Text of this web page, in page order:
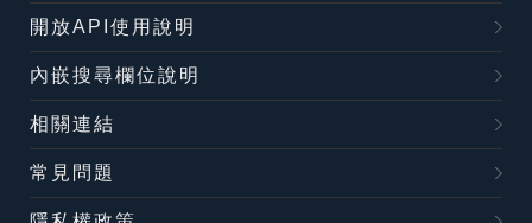
開放API使用說明
內嵌搜尋欄位說明
相關連結
常見問題